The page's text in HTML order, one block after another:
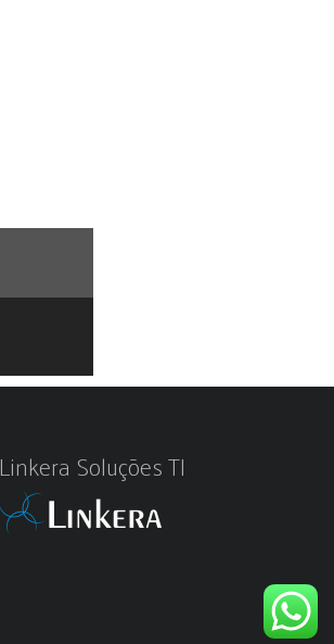
Linkera Soluções TI